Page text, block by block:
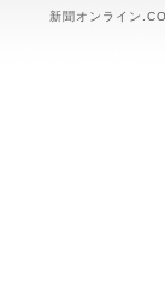
新聞オンライン